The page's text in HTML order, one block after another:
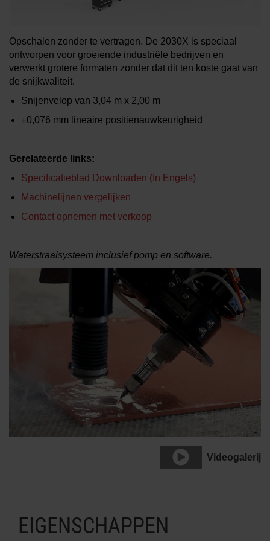
WATERSNIJMACHINES
Opschalen zonder te vertragen. De 2030X is speciaal
ontworpen voor groeiende industriële bedrijven en
verwerkt grotere formaten zonder dat dit ten koste gaat van
de snijkwaliteit.
Snijenvelop van 3,04 m x 2,00 m
±0,076 mm lineaire positienauwkeurigheid
Gerelateerde links:
Specificatieblad Downloaden (in Engels)
Machinelijnen vergelijken
Contact opnemen met verkoop
Waterstraalsysteem inclusief pomp en software.
Videogalerij
EIGENSCHAPPEN